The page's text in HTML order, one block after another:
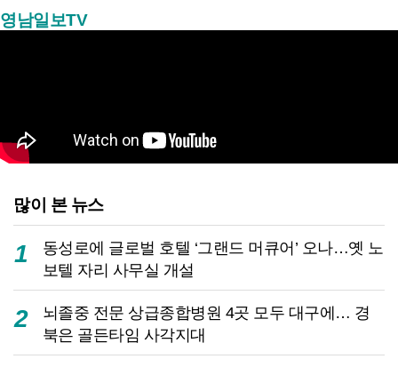
영남일보TV
많이 본 뉴스
1
동성로에 글로벌 호텔 ‘그랜드 머큐어’ 오나…옛 노
보텔 자리 사무실 개설
2
뇌졸중 전문 상급종합병원 4곳 모두 대구에… 경
북은 골든타임 사각지대